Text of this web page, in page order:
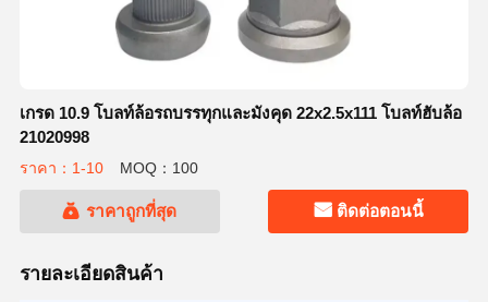
เกรด 10.9 โบลท์ล้อรถบรรทุกและมังคุด 22x2.5x111 โบลท์ฮับล้อ
21020998
ราคา：1-10 MOQ：100
ราคาถูกที่สุด ติดต่อตอนนี้
รายละเอียดสินค้า